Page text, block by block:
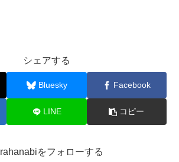
シェアする
Bluesky Facebook
LINE コピー
をフォローする